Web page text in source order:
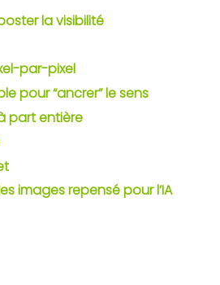
la visibilité
par-pixel
pour “ancrer” le sens
part entière
images repensé pour l’IA